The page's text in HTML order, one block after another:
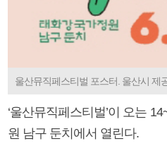
울산뮤직페스티벌 포스터. 울산시 제
‘울산뮤직페스티벌’이 오는
원 남구 둔치에서 열린다.